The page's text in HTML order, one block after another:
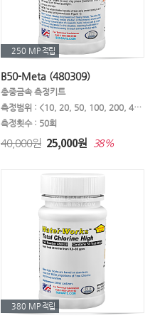
250 MP적립
B50-Meta (480309)
총중금속 측정키트
측정범위 : <10, 20, 50, 100, 200, 400, 1000ppb (µg / L)
측정횟수 : 50회
40,000원 25,000원 38%
380 MP적립